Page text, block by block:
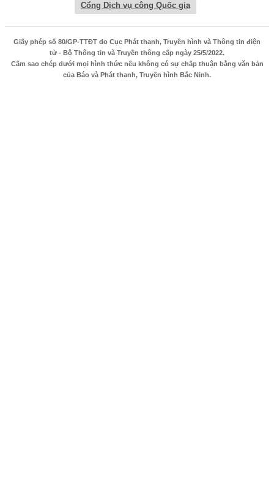
Cổng Dịch vụ công Quốc gia
Giấy phép số 80/GP-TTĐT do Cục Phát thanh, Truyền hình và Thông tin điện
tử - Bộ Thông tin và Truyền thông cấp ngày 25/5/2022.
Cấm sao chép dưới mọi hình thức nếu không có sự chấp thuận bằng văn bản
của Báo và Phát thanh, Truyền hình Bắc Ninh.